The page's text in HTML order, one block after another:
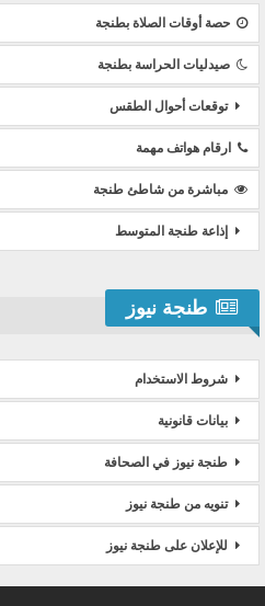
حصة أوقات الصلاة بطنجة
صيدليات الحراسة بطنجة
توقعات أحوال الطقس
ارقام هواتف مهمة
مباشرة من شاطئ طنجة
إذاعة طنجة المتوسط
طنجة نيوز
شروط الاستخدام
بيانات قانونية
طنجة نيوز في الصحافة
تنويه من طنجة نيوز
للإعلان على طنجة نيوز